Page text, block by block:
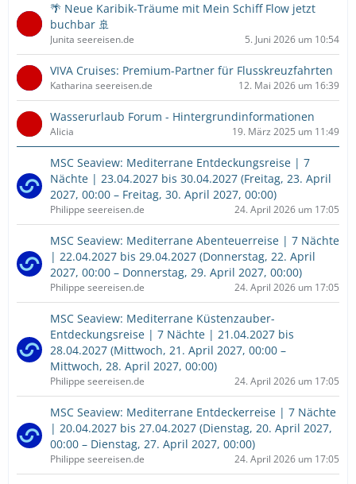
🌴 Neue Karibik-Träume mit Mein Schiff Flow jetzt
buchbar 🚢
Junita seereisen.de 5. Juni 2026 um 10:54
VIVA Cruises: Premium-Partner für Flusskreuzfahrten
Katharina seereisen.de 12. Mai 2026 um 16:39
Wasserurlaub Forum - Hintergrundinformationen
Alicia 19. März 2025 um 11:49
MSC Seaview: Mediterrane Entdeckungsreise | 7
Nächte | 23.04.2027 bis 30.04.2027 (Freitag, 23. April
2027, 00:00 – Freitag, 30. April 2027, 00:00)
Philippe seereisen.de 24. April 2026 um 17:05
MSC Seaview: Mediterrane Abenteuerreise | 7 Nächte
| 22.04.2027 bis 29.04.2027 (Donnerstag, 22. April
2027, 00:00 – Donnerstag, 29. April 2027, 00:00)
Philippe seereisen.de 24. April 2026 um 17:05
MSC Seaview: Mediterrane Küstenzauber-
Entdeckungsreise | 7 Nächte | 21.04.2027 bis
28.04.2027 (Mittwoch, 21. April 2027, 00:00 –
Mittwoch, 28. April 2027, 00:00)
Philippe seereisen.de 24. April 2026 um 17:05
MSC Seaview: Mediterrane Entdeckerreise | 7 Nächte
| 20.04.2027 bis 27.04.2027 (Dienstag, 20. April 2027,
00:00 – Dienstag, 27. April 2027, 00:00)
Philippe seereisen.de 24. April 2026 um 17:05